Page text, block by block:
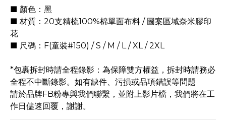
■ 顏色：黑
■ 材質：20支精梳100%棉單面布料 / 圖案區域奈米膠印
花
■ 尺碼：F(童裝#150) / S / M / L / XL / 2XL
*包裹拆封時請全程錄影：為保障雙方權益，拆封時請務必
全程不中斷錄影。如有缺件、污損或品項錯誤等問題
請於品牌FB粉專與我們聯繫，並附上影片檔，我們將在工
作日儘速回覆，謝謝。